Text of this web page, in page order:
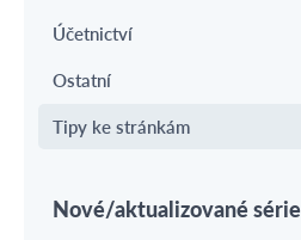
Účetnictví
Ostatní
Tipy ke stránkám
Nové/aktualizované série